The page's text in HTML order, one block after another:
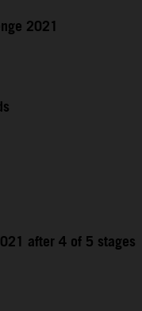
2021
after 4 of 5 stages